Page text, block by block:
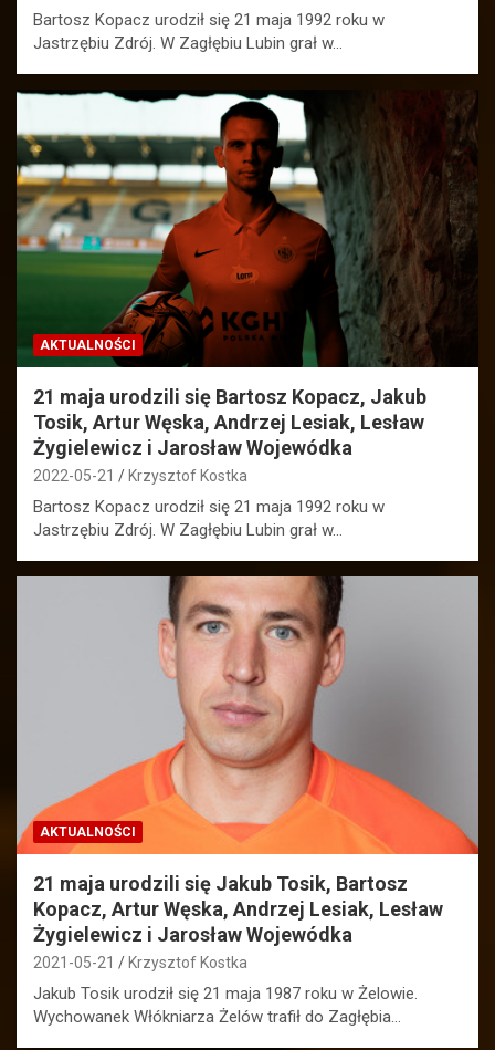
Bartosz Kopacz urodził się 21 maja 1992 roku w
Jastrzębiu Zdrój. W Zagłębiu Lubin grał w…
AKTUALNOŚCI
21 maja urodzili się Bartosz Kopacz, Jakub
Tosik, Artur Węska, Andrzej Lesiak, Lesław
Żygielewicz i Jarosław Wojewódka
2022-05-21 Krzysztof Kostka
Bartosz Kopacz urodził się 21 maja 1992 roku w
Jastrzębiu Zdrój. W Zagłębiu Lubin grał w…
AKTUALNOŚCI
21 maja urodzili się Jakub Tosik, Bartosz
Kopacz, Artur Węska, Andrzej Lesiak, Lesław
Żygielewicz i Jarosław Wojewódka
2021-05-21 Krzysztof Kostka
Jakub Tosik urodził się 21 maja 1987 roku w Żelowie.
Wychowanek Włókniarza Żelów trafił do Zagłębia…